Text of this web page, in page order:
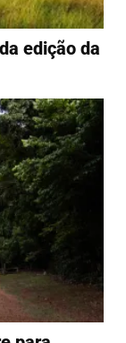
edição da